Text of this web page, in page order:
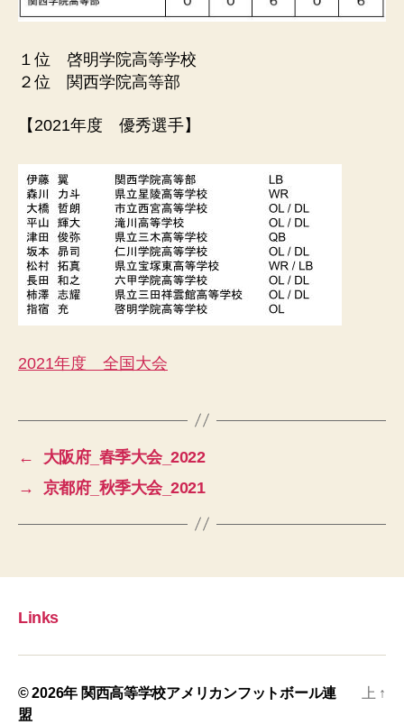
１位 啓明学院高等学校
２位 関西学院高等部
【2021年度 優秀選手】
2021年度 全国大会
←
大阪府_春季大会_2022
→
京都府_秋季大会_2021
Links
© 2026年 関西高等学校アメリカンフットボール連
盟
上 ↑